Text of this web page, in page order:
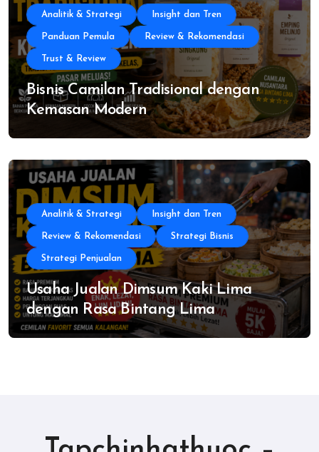
Analitik & Strategi Insight dan Tren
Panduan Pemula Review & Rekomendasi
Trust & Review
Bisnis Camilan Tradisional dengan
Kemasan Modern
Analitik & Strategi Insight dan Tren
Review & Rekomendasi Strategi Bisnis
Strategi Penjualan
Usaha Jualan Dimsum Kaki Lima
dengan Rasa Bintang Lima